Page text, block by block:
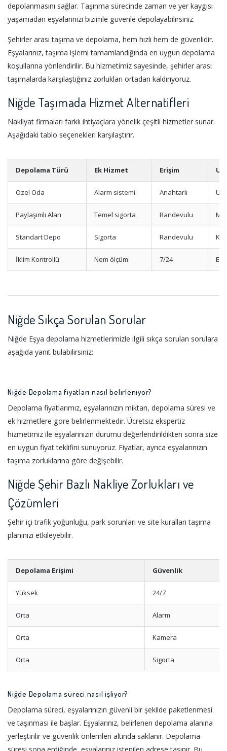
depolanmasını sağlar. Taşınma sürecinde zaman ve yer kaygısı
yaşamadan eşyalarınızı bizimle güvenle depolayabilirsiniz.
Şehirler arası taşıma ve depolama, hem hızlı hem de güvenlidir.
Eşyalarınız, taşıma işlemi tamamlandığında en uygun depolama
koşullarına yönlendirilir. Bu hizmetimiz sayesinde, şehirler arası
taşımalarda karşılaştığınız zorlukları ortadan kaldırıyoruz.
Niğde Taşımada Hizmet Alternatifleri
Nakliyat firmaları farklı ihtiyaçlara yönelik çeşitli hizmetler sunar.
Aşağıdaki tablo seçenekleri karşılaştırır.
Depolama Türü Ek Hizmet Erişim
Özel Oda Alarm sistemi Anahtarlı
Paylaşımlı Alan Temel sigorta Randevulu
Standart Depo Sigorta Randevulu
İklim Kontrollü Nem ölçüm 7/24
Niğde Sıkça Sorulan Sorular
Niğde Eşya depolama hizmetlerimizle ilgili sıkça sorulan sorulara
aşağıda yanıt bulabilirsiniz:
Niğde Depolama fiyatları nasıl belirleniyor?
Depolama fiyatlarımız, eşyalarınızın miktarı, depolama süresi ve
ek hizmetlere göre belirlenmektedir. Ücretsiz ekspertiz
hizmetimiz ile eşyalarınızın durumu değerlendirildikten sonra size
en uygun fiyat teklifini sunuyoruz. Fiyatlar, ayrıca eşyalarınızın
taşıma zorluklarına göre değişebilir.
Niğde Şehir Bazlı Nakliye Zorlukları ve
Çözümleri
Şehir içi trafik yoğunluğu, park sorunları ve site kuralları taşıma
planınızı etkileyebilir.
Depolama Erişimi Güvenlik
Yüksek 24/7
Orta Alarm
Orta Kamera
Orta Sigorta
Niğde Depolama süreci nasıl işliyor?
Depolama süreci, eşyalarınızın güvenli bir şekilde paketlenmesi
ve taşınması ile başlar. Eşyalarınız, belirlenen depolama alanına
yerleştirilir ve güvenlik önlemleri altında saklanır. Depolama